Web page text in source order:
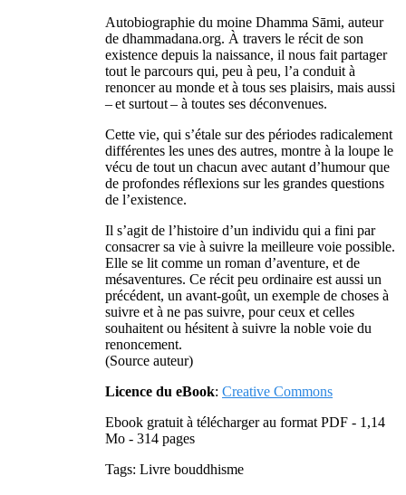
Autobiographie du moine Dhamma Sāmi, auteur
de dhammadana.org. À travers le récit de son
existence depuis la naissance, il nous fait partager
tout le parcours qui, peu à peu, l’a conduit à
renoncer au monde et à tous ses plaisirs, mais aussi
– et surtout – à toutes ses déconvenues.
Cette vie, qui s’étale sur des périodes radicalement
différentes les unes des autres, montre à la loupe le
vécu de tout un chacun avec autant d’humour que
de profondes réflexions sur les grandes questions
de l’existence.
Il s’agit de l’histoire d’un individu qui a fini par
consacrer sa vie à suivre la meilleure voie possible.
Elle se lit comme un roman d’aventure, et de
mésaventures. Ce récit peu ordinaire est aussi un
précédent, un avant-goût, un exemple de choses à
suivre et à ne pas suivre, pour ceux et celles
souhaitent ou hésitent à suivre la noble voie du
renoncement.
(Source auteur)
Licence du eBook: Creative Commons
Ebook gratuit à télécharger au format PDF - 1,14
Mo - 314 pages
Tags: Livre bouddhisme